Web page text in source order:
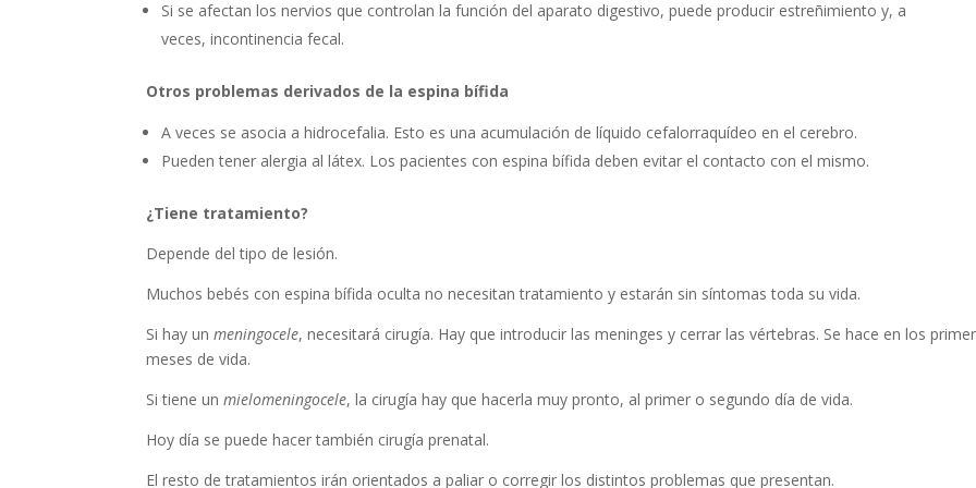
Si se afectan los nervios que controlan la función del aparato digestivo, puede producir estreñimiento y, a
veces, incontinencia fecal.
Otros problemas derivados de la espina bífida
A veces se asocia a hidrocefalia. Esto es una acumulación de líquido cefalorraquídeo en el cerebro.
Pueden tener alergia al látex. Los pacientes con espina bífida deben evitar el contacto con el mismo.
¿Tiene tratamiento?
Depende del tipo de lesión.
Muchos bebés con espina bífida oculta no necesitan tratamiento y estarán sin síntomas toda su vida.
Si hay unmeningocele, necesitará cirugía. Hay que introducir las meninges y cerrar las vértebras. Se hace en los
meses de vida.
Si tiene unmielomeningocele, la cirugía hay que hacerla muy pronto, al primer o segundo día de vida.
Hoy día se puede hacer también cirugía prenatal.
El resto de tratamientos irán orientados a paliar o corregir los distintos problemas que presentan.